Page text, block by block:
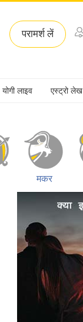
परामर्श लें
योगी लाइव एस्ट्रो लेख
मकर